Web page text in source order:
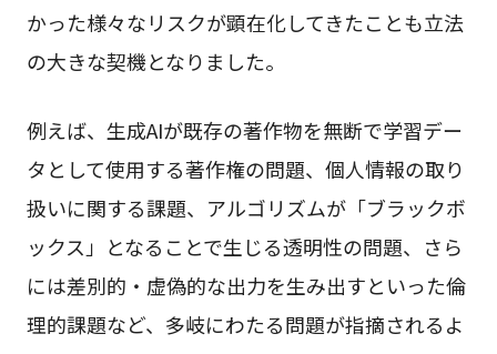
かった様々なリスクが顕在化してきたことも立法
の大きな契機となりました。
例えば、生成AIが既存の著作物を無断で学習デー
タとして使用する著作権の問題、個人情報の取り
扱いに関する課題、アルゴリズムが「ブラックボ
ックス」となることで生じる透明性の問題、さら
には差別的・虚偽的な出力を生み出すといった倫
理的課題など、多岐にわたる問題が指摘されるよ